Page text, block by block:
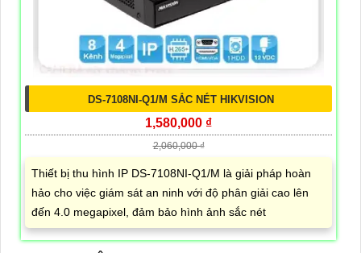
DS-7108NI-Q1/M SẮC NÉT HIKVISION
1,580,000 ₫
2,060,000 ₫
Thiết bị thu hình IP DS-7108NI-Q1/M là giải pháp hoàn
hảo cho việc giám sát an ninh với độ phân giải cao lên
đến 4.0 megapixel, đảm bảo hình ảnh sắc nét